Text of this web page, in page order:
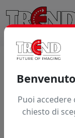
Home /
Supporti ad
stampa
Scopri i film
Puoi
chiesto di